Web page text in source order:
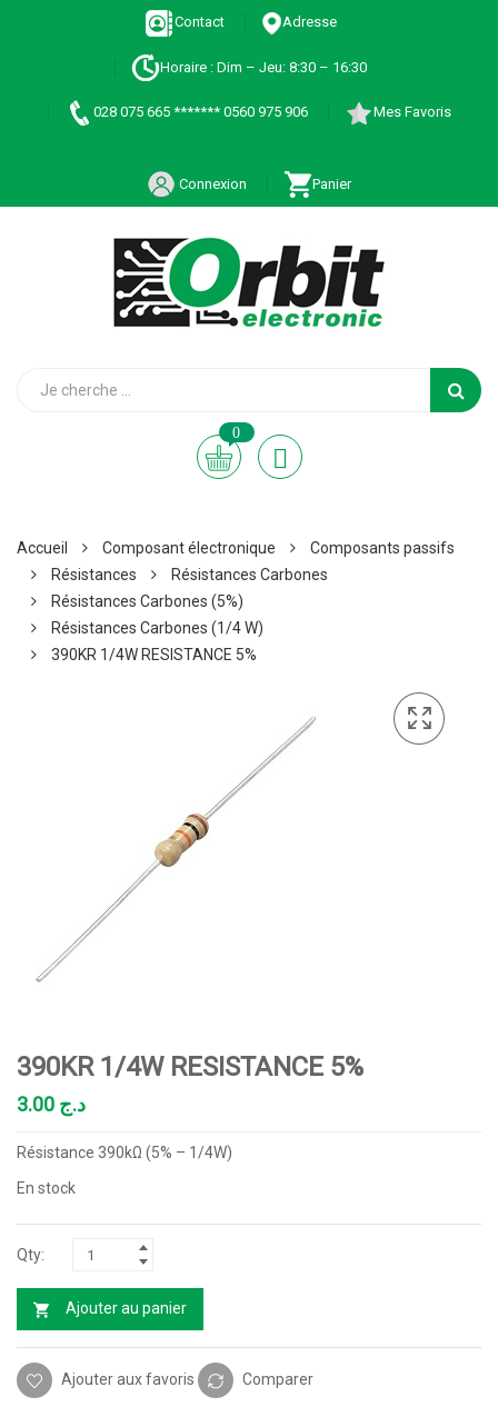
Contact Adresse
Horaire : Dim – Jeu: 8:30 – 16:30
028 075 665 ******* 0560 975 906 Mes Favoris
Connexion Panier
0
Accueil Composant électronique
Composants passifs
Résistances
Résistances Carbones
Résistances Carbones (5%)
Résistances Carbones (1/4 W)
390KR 1/4W RESISTANCE 5%
390KR 1/4W RESISTANCE 5%
د.ج
Résistance 390kΩ (5% – 1/4W)
En stock
Ajouter au panier
Ajouter aux favoris Comparer